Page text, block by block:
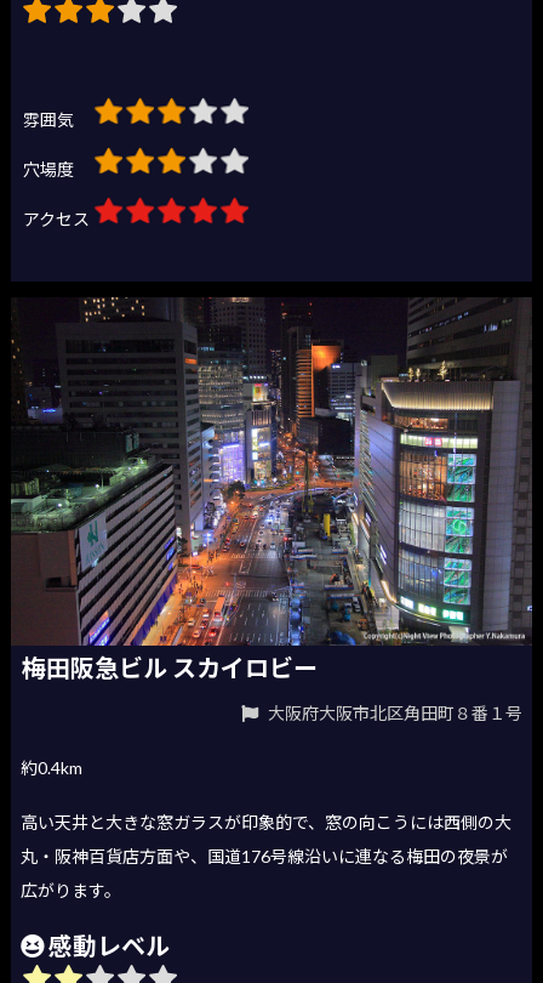
雰囲気
穴場度
アクセス
梅田阪急ビル スカイロビー
大阪府大阪市北区角田町８番１号
約0.4km
高い天井と大きな窓ガラスが印象的で、窓の向こうには西側の大
丸・阪神百貨店方面や、国道176号線沿いに連なる梅田の夜景が
広がります。
感動レベル